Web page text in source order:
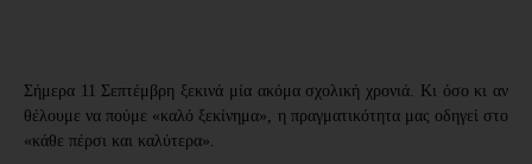
Σήμερα 11 Σεπτέμβρη ξεκινά μία ακόμα σχολική χρονιά. Κι όσο κι αν
θέλουμε να πούμε «καλό ξεκίνημα», η πραγματικότητα μας οδηγεί στο
«κάθε πέρσι και καλύτερα».